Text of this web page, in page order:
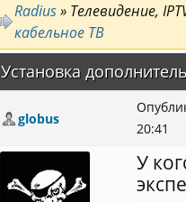
Radius» Телевидение,
кабельное ТВ
Установка
globus
20:41
У